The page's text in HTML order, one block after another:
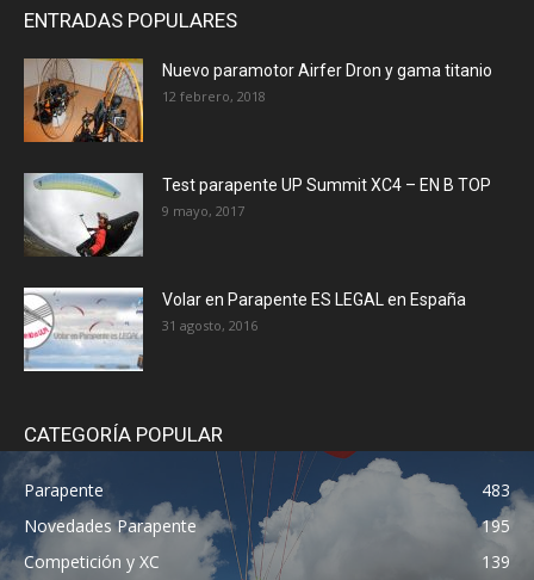
ENTRADAS POPULARES
Nuevo paramotor Airfer Dron y gama titanio
12 febrero, 2018
Test parapente UP Summit XC4 – EN B TOP
9 mayo, 2017
Volar en Parapente ES LEGAL en España
31 agosto, 2016
CATEGORÍA POPULAR
Parapente
483
Novedades Parapente
195
Competición y XC
139